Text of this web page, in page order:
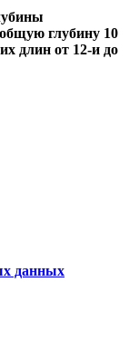
глубину 10
длин от 12-и до
данных